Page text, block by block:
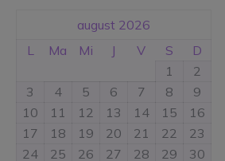
august 2026
L
Ma Mi J V S
D
1
2
3
4 5 6 7 8
9
10
11 12 13 14 15
16
17
18 19 20 21 22
23
24
25 26 27 28 29 30